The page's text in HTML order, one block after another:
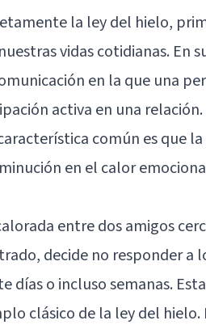
la ley del hielo,
vidas cotidianas. En
en la que una
activa en una
común es que
en el calor
entre dos amigos
decide no responder a
días o incluso semanas.
clásico de la ley del hielo.